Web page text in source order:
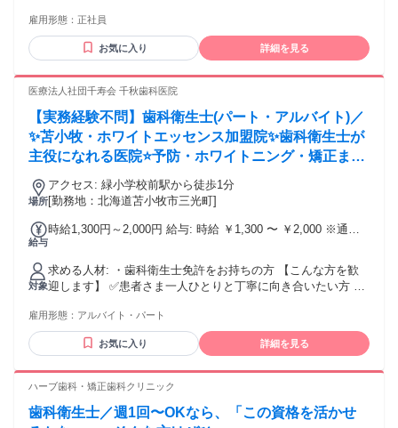
雇用形態： 正社員
お気に入り 詳細を見る
医療法人社団千寿会 千秋歯科医院
【実務経験不問】歯科衛生士(パート・アルバイト)／
✨苫小牧・ホワイトエッセンス加盟院✨歯科衛生士が
主役になれる医院⭐️予防・ホワイトニング・矯正まで
幅広く学べる◎ネイル・髪色自由♪♪
場所
アクセス: 緑小学校前駅から徒歩1分
[勤務地：北海道苫小牧市三光町]
給与
時給1,300円～2,000円 給与: 時給 ￥1,300 〜 ￥2,000 ※通勤
ル商品等の販売） ※土曜日出勤は時給100円アップ
対象
求める人材: ・歯科衛生士免許をお持ちの方 【こんな方を歓
迎します】 ✅患者さま一人ひとりと丁寧に向き合いたい方 ✅
をしっかり学びたい方 ✅ホワイトニングや審美歯科にも興味
がある方 ✅インプラントや矯正など幅広い診療を経験したい
向上心を大切にしています。 「もっと成長したい」 「患者さ
ています✨
雇用形態： アルバイト・パート
お気に入り 詳細を見る
ハーブ歯科・矯正歯科クリニック
歯科衛生士／週1回〜OKなら、「この資格を活かせ